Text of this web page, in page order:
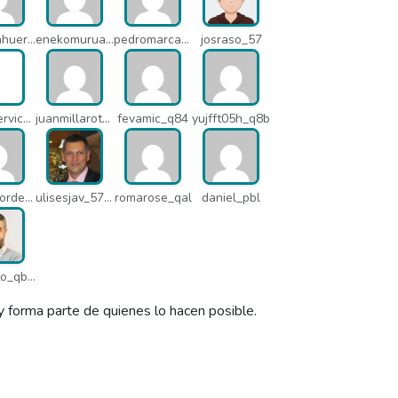
alfredlahuerta_oh6 enekomurua1_q65 pedromarcabe_q5o josraso_57
azkenservices_mdx juanmillarot_17714 fevamic_q84 yujfft05h_q8b
pedro.corderonunez_qab ulisesjav_5758 romarose_qal daniel_pbl
contacto_qbw
parte de quienes lo hacen posible.